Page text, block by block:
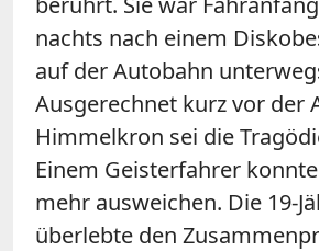
nachts nach einem
auf der Autobahn
Ausgerechnet kurz vor der
Himmelkron sei die
Einem Geisterfahrer
mehr ausweichen. Die 19-
überlebte den